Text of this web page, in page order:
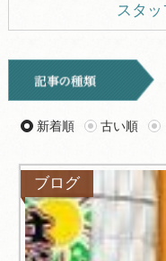
スタッ
お知らせ
ツアー
観光
Q＆A
新着順 古い順
ブログ